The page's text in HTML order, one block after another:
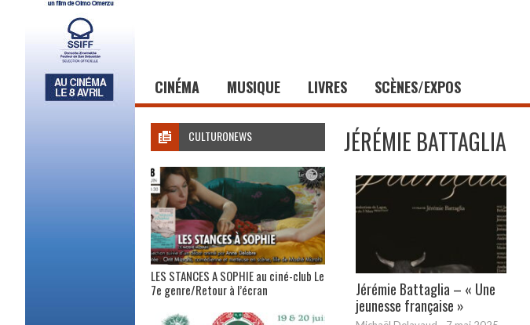
CINÉMA MUSIQUE LIVRES SCÈNES/EXPOS
JÉRÉMIE BATTAGLIA
Jérémie Battaglia – « Une
jeunesse française »
CULTURONEWS
LES STANCES A SOPHIE au ciné-club Le
7e genre/Retour à l’écran